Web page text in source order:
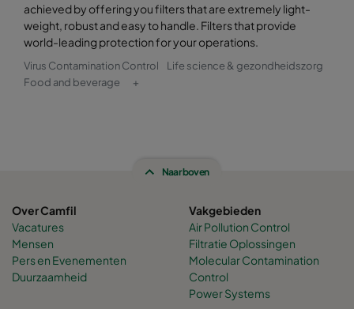
achieved by offering you filters that are extremely light-
weight, robust and easy to handle. Filters that provide
world-leading protection for your operations.
Virus Contamination Control
Life science & gezondheidszorg
Food and beverage
+
Naar boven
Over Camfil
Vacatures
Mensen
Pers en Evenementen
Duurzaamheid
Vakgebieden
Air Pollution Control
Filtratie Oplossingen
Molecular Contamination
Control
Power Systems